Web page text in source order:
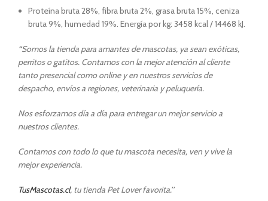
Proteína bruta 28%, fibra bruta 2%, grasa bruta 15%, ceniza
bruta 9%, humedad 19%. Energía por kg: 3458 kcal / 14468 kJ.
“Somos la tienda para amantes de mascotas, ya sean exóticas,
perritos o gatitos. Contamos con la mejor atención al cliente
tanto presencial como online y en nuestros servicios de
despacho, envíos a regiones, veterinaria y peluquería.
Nos esforzamos día a día para entregar un mejor servicio a
nuestros clientes.
Contamos con todo lo que tu mascota necesita, ven y vive la
mejor experiencia.
TusMascotas.cl, tu tienda Pet Lover favorita.’’